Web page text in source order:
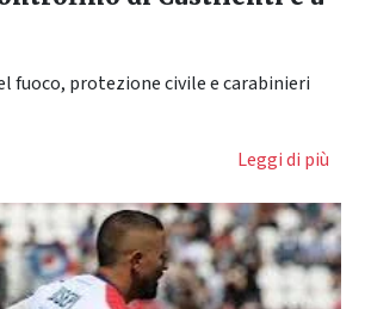
fuoco, protezione civile e carabinieri
Leggi di più